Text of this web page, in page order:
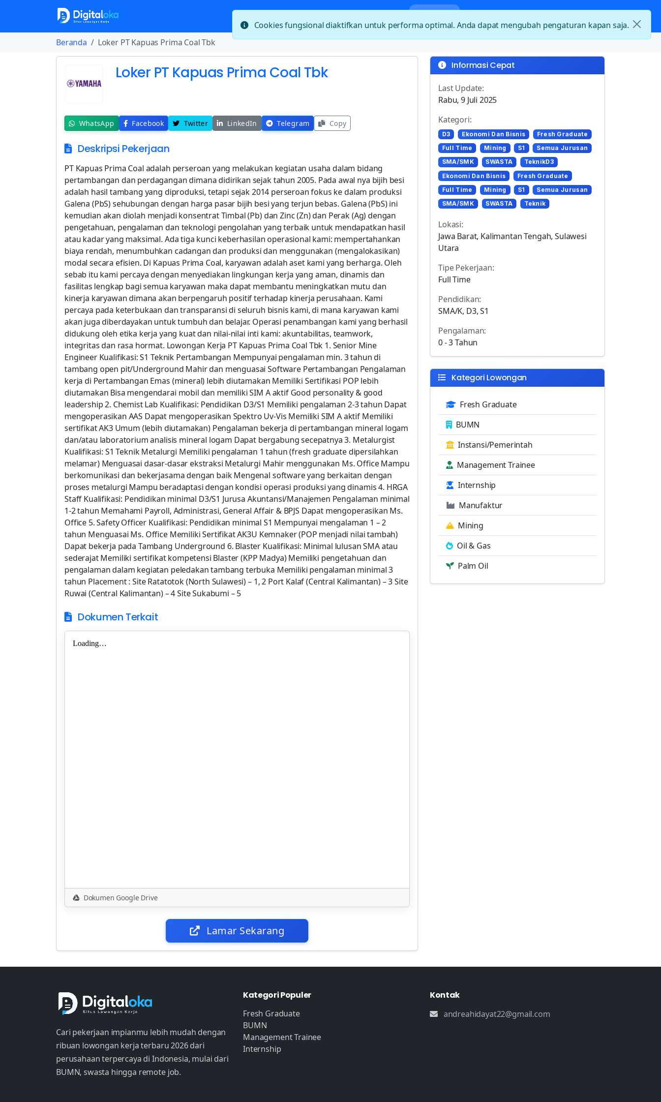
Beranda Loker PT Kapuas Prima Coal Tbk
Loker PT Kapuas Prima Coal Tbk
WhatsApp Facebook Twitter LinkedIn Telegram Copy
Deskripsi Pekerjaan
PT Kapuas Prima Coal adalah perseroan yang melakukan kegiatan usaha dalam bidang
pertambangan dan perdagangan dimana didirikan sejak tahun 2005. Pada awal nya bijih besi
adalah hasil tambang yang diproduksi, tetapi sejak 2014 perseroan fokus ke dalam produksi
Galena (PbS) sehubungan dengan harga pasar bijih besi yang terjun bebas. Galena (PbS) ini
kemudian akan diolah menjadi konsentrat Timbal (Pb) dan Zinc (Zn) dan Perak (Ag) dengan
pengetahuan, pengalaman dan teknologi pengolahan yang terbaik untuk mendapatkan hasil
atau kadar yang maksimal. Ada tiga kunci keberhasilan operasional kami: mempertahankan
biaya rendah, menumbuhkan cadangan dan produksi dan menggunakan (mengalokasikan)
modal secara efisien. Di Kapuas Prima Coal, karyawan adalah aset kami yang berharga. Oleh
sebab itu kami percaya dengan menyediakan lingkungan kerja yang aman, dinamis dan
fasilitas lengkap bagi semua karyawan maka dapat membantu meningkatkan mutu dan
kinerja karyawan dimana akan berpengaruh positif terhadap kinerja perusahaan. Kami
percaya pada keterbukaan dan transparansi di seluruh bisnis kami, di mana karyawan kami
akan juga diberdayakan untuk tumbuh dan belajar. Operasi penambangan kami yang berhasil
didukung oleh etika kerja yang kuat dan nilai-nilai inti kami: akuntabilitas, teamwork,
integritas dan rasa hormat. Lowongan Kerja PT Kapuas Prima Coal Tbk 1. Senior Mine
Engineer Kualifikasi: S1 Teknik Pertambangan Mempunyai pengalaman min. 3 tahun di
tambang open pit/Underground Mahir dan menguasai Software Pertambangan Pengalaman
kerja di Pertambangan Emas (mineral) lebih diutamakan Memiliki Sertifikasi POP lebih
diutamakan Bisa mengendarai mobil dan memiliki SIM A aktif Good personality & good
leadership 2. Chemist Lab Kualifikasi: Pendidikan D3/S1 Memiliki pengalaman 2-3 tahun Dapat
mengoperasikan AAS Dapat mengoperasikan Spektro Uv-Vis Memiliki SIM A aktif Memiliki
sertifikat AK3 Umum (lebih diutamakan) Pengalaman bekerja di pertambangan mineral logam
dan/atau laboratorium analisis mineral logam Dapat bergabung secepatnya 3. Metalurgist
Kualifikasi: S1 Teknik Metalurgi Memiliki pengalaman 1 tahun (fresh graduate dipersilahkan
melamar) Menguasai dasar-dasar ekstraksi Metalurgi Mahir menggunakan Ms. Office Mampu
berkomunikasi dan bekerjasama dengan baik Mengenal software yang berkaitan dengan
proses metalurgi Mampu beradaptasi dengan kondisi operasi produksi yang dinamis 4. HRGA
Staff Kualifikasi: Pendidikan minimal D3/S1 Jurusa Akuntansi/Manajemen Pengalaman minimal
1-2 tahun Memahami Payroll, Administrasi, General Affair & BPJS Dapat mengoperasikan Ms.
Office 5. Safety Officer Kualifikasi: Pendidikan minimal S1 Mempunyai mengalaman 1 – 2
tahun Menguasai Ms. Office Memiliki Sertifikat AK3U Kemnaker (POP menjadi nilai tambah)
Dapat bekerja pada Tambang Underground 6. Blaster Kualifikasi: Minimal lulusan SMA atau
sederajat Memiliki sertifikat kompetensi Blaster (KPP Madya) Memiliki pengetahuan dan
pengalaman dalam kegiatan peledakan tambang terbuka Memiliki pengalaman minimal 3
tahun Placement : Site Ratatotok (North Sulawesi) – 1, 2 Port Kalaf (Central Kalimantan) – 3 Site
Ruwai (Central Kalimantan) – 4 Site Sukabumi – 5
Dokumen Terkait
Dokumen Google Drive
Lamar Sekarang
Informasi Cepat
Last Update:
Rabu, 9 Juli 2025
Kategori:
D3 Ekonomi Dan Bisnis
Fresh Graduate
Full Time
Mining S1
Semua Jurusan
SMA/SMK
SWASTA
TeknikD3
Ekonomi Dan Bisnis
Fresh Graduate
Full Time
Mining S1
Semua Jurusan
SMA/SMK
SWASTA Teknik
Lokasi:
Jawa Barat, Kalimantan Tengah, Sulawesi
Utara
Tipe Pekerjaan:
Full Time
Pendidikan:
SMA/K, D3, S1
Pengalaman:
0 - 3 Tahun
Kategori Lowongan
Fresh Graduate
BUMN
Instansi/Pemerintah
Management Trainee
Internship
Manufaktur
Mining
Oil & Gas
Palm Oil
Cari pekerjaan impianmu lebih mudah dengan
ribuan lowongan kerja terbaru 2026 dari
perusahaan terpercaya di Indonesia, mulai dari
BUMN, swasta hingga remote job.
Kategori Populer
Fresh Graduate
BUMN
Management Trainee
Internship
Kontak
andreahidayat22@gmail.com
Cookies fungsional diaktifkan untuk performa optimal. Anda dapat mengubah pengaturan kapan saja.